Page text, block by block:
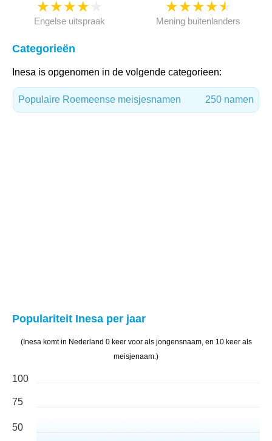
★★★★
Engelse uitspraak
★★★★★
Mening buitenlanders
Categorieën
Inesa is opgenomen in de volgende categorieen:
Populaire Roemeense meisjesnamen 250 namen
Populariteit Inesa per jaar
(Inesa komt in Nederland 0 keer voor als jongensnaam, en 10 keer als
meisjenaam.)
100
75
50